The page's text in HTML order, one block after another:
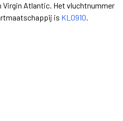
Atlantic. Het vluchtnummer
is KL0910.